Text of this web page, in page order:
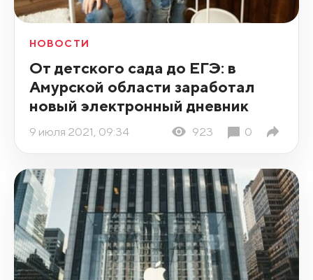
НОВОСТИ
От детского сада до ЕГЭ: в
Амурской области заработал
новый электронный дневник
9 июля 2021, 09:34 923 0